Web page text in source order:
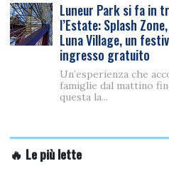
Luneur Park si fa in
l’Estate: Splash
Luna Village, un
ingresso gratuito
Un’esperienza che
famiglie dal mattino
questa la...
🔥 Le più lette